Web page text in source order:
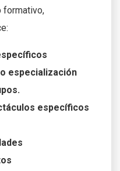
formativo,
especialización
específicos